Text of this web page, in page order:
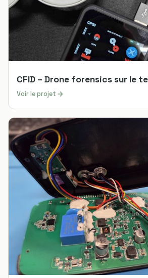
CFID – Drone forensics sur le
Voir le projet